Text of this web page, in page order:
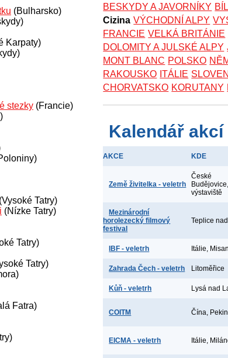
(Bulharsko)
Karpaty)
stezky (Francie)
(Vysoké Tatry)
(Nízke Tatry)
Tatry)
Tatry)
Fatra)
BESKYDY A JAVORNÍKY
Cizina VÝCHODNÍ ALPY
FRANCIE VELKÁ BRITÁNIE
DOLOMITY A JULSKÉ ALPY
MONT BLANC POLSKO
RAKOUSKO ITÁLIE
CHORVATSKO KORUTANY
Kalendář akcí
AKCE KDE
Země živitelka - veletrh
České
Budějovice,
výstaviště
Mezinárodní
horolezecký filmový
festival
Teplice
IBF - veletrh Itálie,
Zahrada Čech - veletrh Litoměřice
Kůň - veletrh Lysá nad
COITM Čína,
EICMA - veletrh Itálie,